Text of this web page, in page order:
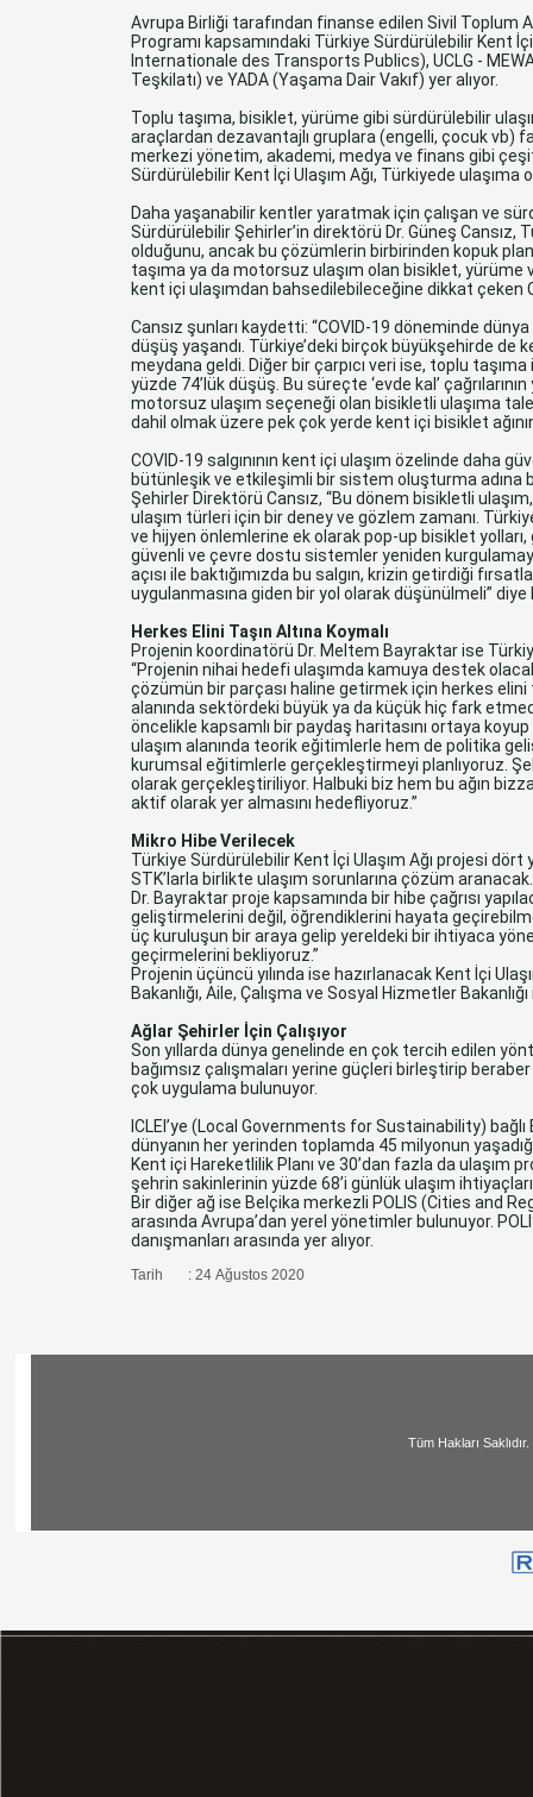
Avrupa Birliği tarafından finanse edilen Sivil Toplum
Programı kapsamındaki Türkiye Sürdürülebilir Kent
Internationale des Transports Publics), UCLG -
Teşkilatı) ve YADA (Yaşama Dair Vakıf) yer alıyor.
Toplu taşıma, bisiklet, yürüme gibi sürdürülebilir
araçlardan dezavantajlı gruplara (engelli, çocuk vb)
merkezi yönetim, akademi, medya ve finans gibi
Sürdürülebilir Kent İçi Ulaşım Ağı, Türkiyede ulaşıma
Daha yaşanabilir kentler yaratmak için çalışan ve
Sürdürülebilir Şehirler’in direktörü Dr. Güneş
olduğunu, ancak bu çözümlerin birbirinden kopuk
taşıma ya da motorsuz ulaşım olan bisiklet,
kent içi ulaşımdan bahsedilebileceğine dikkat çeken
Cansız şunları kaydetti: “COVID-19 döneminde
düşüş yaşandı. Türkiye’deki birçok büyükşehirde
meydana geldi. Diğer bir çarpıcı veri ise, toplu
yüzde 74’lük düşüş. Bu süreçte ‘evde kal’
motorsuz ulaşım seçeneği olan bisikletli ulaşıma
dahil olmak üzere pek çok yerde kent içi bisiklet
COVID-19 salgınının kent içi ulaşım özelinde daha
bütünleşik ve etkileşimli bir sistem oluşturma adına
Şehirler Direktörü Cansız, “Bu dönem bisikletli
ulaşım türleri için bir deney ve gözlem zamanı.
ve hijyen önlemlerine ek olarak pop-up bisiklet
güvenli ve çevre dostu sistemler yeniden
açısı ile baktığımızda bu salgın, krizin getirdiği
uygulanmasına giden bir yol olarak düşünülmeli”
Herkes Elini Taşın Altına Koymalı
Projenin koordinatörü Dr. Meltem Bayraktar ise
“Projenin nihai hedefi ulaşımda kamuya destek
çözümün bir parçası haline getirmek için herkes elini
alanında sektördeki büyük ya da küçük hiç fark
öncelikle kapsamlı bir paydaş haritasını ortaya
ulaşım alanında teorik eğitimlerle hem de politika
kurumsal eğitimlerle gerçekleştirmeyi planlıyoruz.
olarak gerçekleştiriliyor. Halbuki biz hem bu ağın
aktif olarak yer almasını hedefliyoruz.”
Mikro Hibe Verilecek
Türkiye Sürdürülebilir Kent İçi Ulaşım Ağı projesi dört
STK’larla birlikte ulaşım sorunlarına çözüm aranacak.
Dr. Bayraktar proje kapsamında bir hibe çağrısı
geliştirmelerini değil, öğrendiklerini hayata
üç kuruluşun bir araya gelip yereldeki bir ihtiyaca
geçirmelerini bekliyoruz.”
Projenin üçüncü yılında ise hazırlanacak Kent İçi
Bakanlığı, Aile, Çalışma ve Sosyal Hizmetler
Ağlar Şehirler İçin Çalışıyor
Son yıllarda dünya genelinde en çok tercih edilen
bağımsız çalışmaları yerine güçleri birleştirip
çok uygulama bulunuyor.
ICLEI’ye (Local Governments for Sustainability)
dünyanın her yerinden toplamda 45 milyonun
Kent içi Hareketlilik Planı ve 30’dan fazla da ulaşım
şehrin sakinlerinin yüzde 68’i günlük ulaşım
Bir diğer ağ ise Belçika merkezli POLIS (Cities and
arasında Avrupa’dan yerel yönetimler bulunuyor.
danışmanları arasında yer alıyor.
Tarih : 24 Ağustos 2020
Tüm Hakları Saklıdır. | All